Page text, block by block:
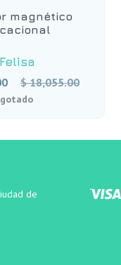
magnético
Felisa
Precio
habitual
$ 18,055.00
de